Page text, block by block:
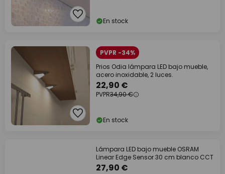
En stock
PVPR -34%
Prios Odia lámpara LED bajo mueble,
acero inoxidable, 2 luces.
22,90 €
PVPR34,90 €
En stock
Lámpara LED bajo mueble OSRAM
Linear Edge Sensor 30 cm blanco CCT
27,90 €